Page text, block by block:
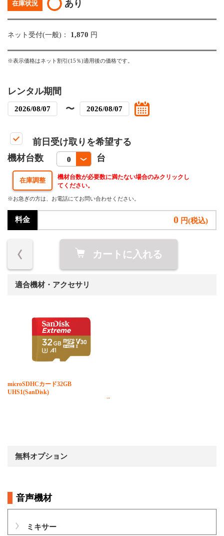
在庫状況 あり
ネット受付(一般)： 1,870 円
※表示価格はネット割引(15％)適用後の価格です。
レンタル期間
〜
前日受け取りを希望する
機材台数
台
機材台数が必要数に満たない場合のみクリックし
てください。
※お急ぎの方は、お電話にてお問い合わせください。
料金 0 円(税込)
カートに入れる
適合機材・アクセサリ
microSDHCカード32GB
UHS1(SanDisk)
無料オプション
音声機材
ミキサー